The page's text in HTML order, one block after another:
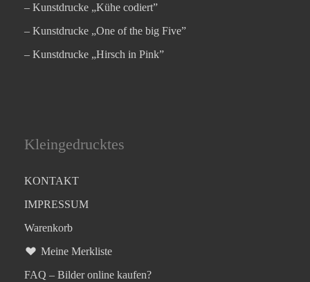
– Kunstdrucke „Kühe codiert”
– Kunstdrucke „One of the big Five”
– Kunstdrucke „Hirsch in Pink”
Kleingedrucktes
KONTAKT
IMPRESSUM
Warenkorb
Meine Merkliste
FAQ – Bilder online kaufen?